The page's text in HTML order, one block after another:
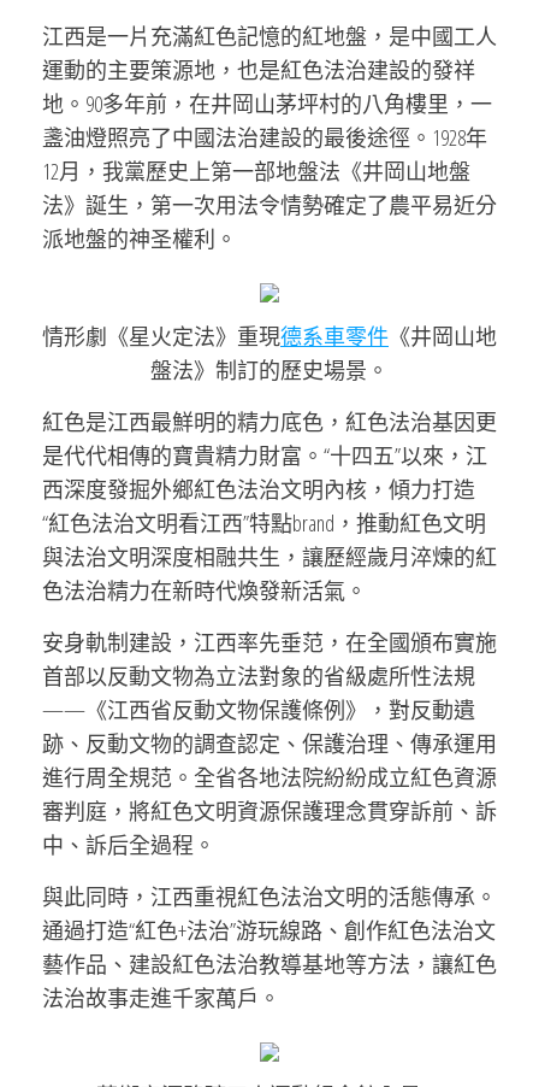
江西是一片充滿紅色記憶的紅地盤，是中國工人
運動的主要策源地，也是紅色法治建設的發祥
地。90多年前，在井岡山茅坪村的八角樓里，一
盞油燈照亮了中國法治建設的最後途徑。1928年
12月，我黨歷史上第一部地盤法《井岡山地盤
法》誕生，第一次用法令情勢確定了農平易近分
派地盤的神圣權利。
情形劇《星火定法》重現德系車零件 《井岡山地
盤法》制訂的歷史場景。
紅色是江西最鮮明的精力底色，紅色法治基因更
是代代相傳的寶貴精力財富。“十四五”以來，江
西深度發掘外鄉紅色法治文明內核，傾力打造
“紅色法治文明看江西”特點brand，推動紅色文明
與法治文明深度相融共生，讓歷經歲月淬煉的紅
色法治精力在新時代煥發新活氣。
安身軌制建設，江西率先垂范，在全國頒布實施
首部以反動文物為立法對象的省級處所性法規
——《江西省反動文物保護條例》，對反動遺
跡、反動文物的調查認定、保護治理、傳承運用
進行周全規范。全省各地法院紛紛成立紅色資源
審判庭，將紅色文明資源保護理念貫穿訴前、訴
中、訴后全過程。
與此同時，江西重視紅色法治文明的活態傳承。
通過打造“紅色+法治”游玩線路、創作紅色法治文
藝作品、建設紅色法治教導基地等方法，讓紅色
法治故事走進千家萬戶。